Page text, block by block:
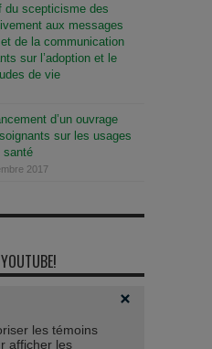
du scepticisme des
aux messages
de la communication
sur l’adoption et le
de vie
d’un ouvrage
sur les usages
santé
2017
les témoins
afficher les